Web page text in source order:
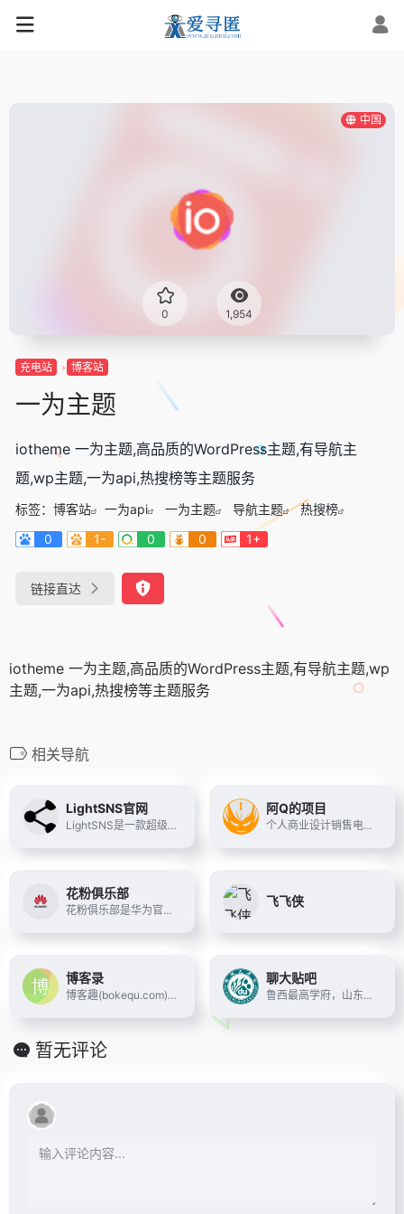
中国
0 1,954
充电站 博客站
一为主题
iotheme 一为主题,高品质的WordPress主题,有导航主
题,wp主题,一为api,热搜榜等主题服务
标签： 博客站 一为api 一为主题 导航主题
热搜榜
0
1- 0 0 1+
链接直达
iotheme 一为主题,高品质的WordPress主题,有导航主题,wp
主题,一为api,热搜榜等主题服务
相关导航
LightSNS官网
LightSNS是一款超级强大的社交系统，基于wordpress开发，安全稳定。包含多板块论坛、问答、VIP、充值、付费可见等一系列强大的轻社区系统&amp;轻论坛程序。
阿Q的项目
个人商业设计销售电子商务平台,Wordpress付费插件,Wordpress付费主题
花粉俱乐部
花粉俱乐部是华为官方唯一的以服务花粉为宗旨的综合性网站,提供最新华为手机产品资讯、最丰富的应用软件主题游戏EMUI ROM资源、最丰富的花粉活动信息,汇集华为手机、家庭产品、Emotion UI、华为网盘等云服务的评测分享、精华资源以及互助交流内容.还能了解华为售后服务政策,查询售后服务状态.花粉俱乐部,华为花粉的大家庭
飞飞侠
博客录
博客趣(bokequ.com),博客网站,博客屋,qq博客网,博客集,博客窝,博客录,博客导航,个人技术网站分享
聊大贴吧
鲁西最高学府，山东省聊城大学官方贴吧
暂无评论